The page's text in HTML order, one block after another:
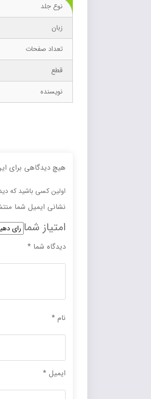
نوع جلد
زبان
تعداد صفحات
قطع
نویسنده
هیچ دیدگاهی برای
اولین کسی باشید که
نشانی ایمیل شما
امتیاز شما
دیدگاه شما *
نام *
ایمیل *